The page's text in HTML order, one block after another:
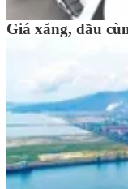
Giá xăng, dầu